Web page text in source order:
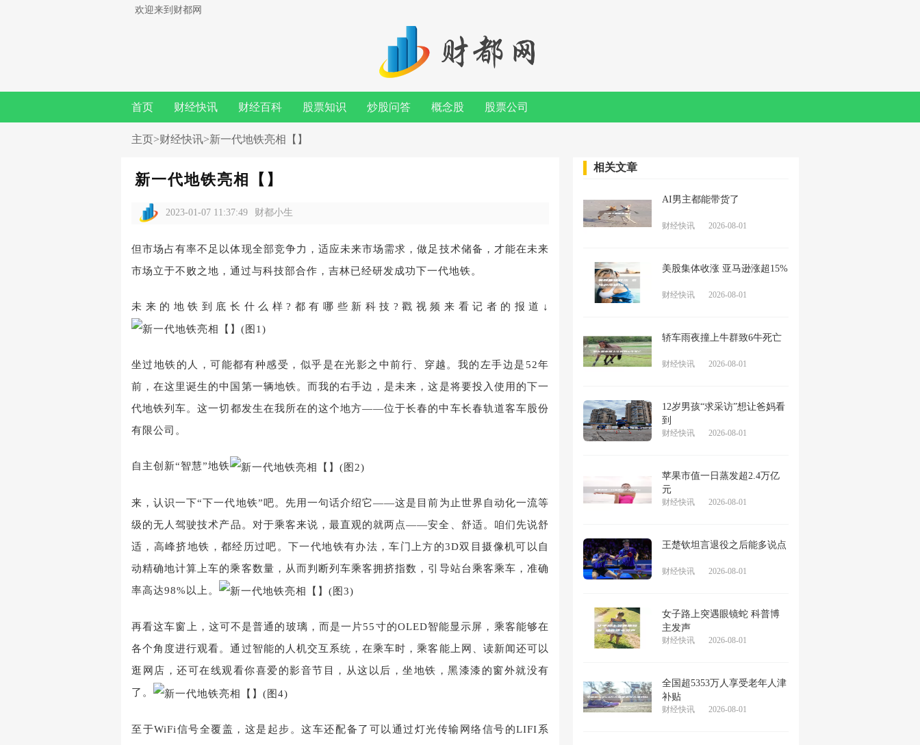
欢迎来到财都网
首页 财经快讯 财经百科 股票知识 炒股问答 概念股 股票公司
主页>财经快讯>新一代地铁亮相【】
新一代地铁亮相【】
2023-01-07 11:37:49 财都小生
但市场占有率不足以体现全部竞争力，适应未来市场需求，做足技术储备，才能在未来
市场立于不败之地，通过与科技部合作，吉林已经研发成功下一代地铁。
未来的地铁到底长什么样?都有哪些新科技?戳视频来看记者的报道↓
坐过地铁的人，可能都有种感受，似乎是在光影之中前行、穿越。我的左手边是52年
前，在这里诞生的中国第一辆地铁。而我的右手边，是未来，这是将要投入使用的下一
代地铁列车。这一切都发生在我所在的这个地方——位于长春的中车长春轨道客车股份
有限公司。
自主创新“智慧”地铁
来，认识一下“下一代地铁”吧。先用一句话介绍它——这是目前为止世界自动化一流等
级的无人驾驶技术产品。对于乘客来说，最直观的就两点——安全、舒适。咱们先说舒
适，高峰挤地铁，都经历过吧。下一代地铁有办法，车门上方的3D双目摄像机可以自
动精确地计算上车的乘客数量，从而判断列车乘客拥挤指数，引导站台乘客乘车，准确
率高达98%以上。
再看这车窗上，这可不是普通的玻璃，而是一片55寸的OLED智能显示屏，乘客能够在
各个角度进行观看。通过智能的人机交互系统，在乘车时，乘客能上网、读新闻还可以
逛网店，还可在线观看你喜爱的影音节目，从这以后，坐地铁，黑漆漆的窗外就没有
了。
至于WiFi信号全覆盖，这是起步。这车还配备了可以通过灯光传输网络信号的LIFI系
相关文章
AI男主都能带货了
财经快讯 2026-08-01
美股集体收涨 亚马逊涨超15%
财经快讯 2026-08-01
轿车雨夜撞上牛群致6牛死亡
财经快讯 2026-08-01
12岁男孩“求采访”想让爸妈看
到
财经快讯 2026-08-01
苹果市值一日蒸发超2.4万亿
元
财经快讯 2026-08-01
王楚钦坦言退役之后能多说点
财经快讯 2026-08-01
女子路上突遇眼镜蛇 科普博
主发声
财经快讯 2026-08-01
全国超5353万人享受老年人津
补贴
财经快讯 2026-08-01